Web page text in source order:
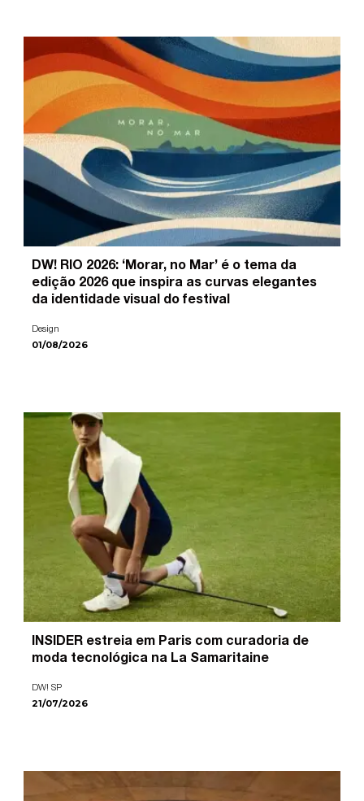
DW! RIO 2026: ‘Morar, no Mar’ é o tema da
edição 2026 que inspira as curvas elegantes
da identidade visual do festival
Design
01/08/2026
INSIDER estreia em Paris com curadoria de
moda tecnológica na La Samaritaine
DW! SP
21/07/2026